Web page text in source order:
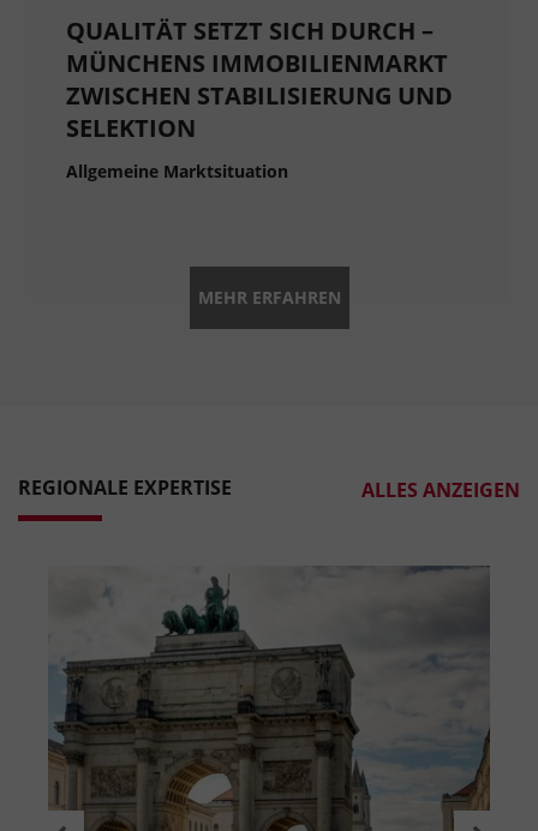
QUALITÄT SETZT SICH DURCH –
MÜNCHENS IMMOBILIENMARKT
ZWISCHEN STABILISIERUNG UND
SELEKTION
Allgemeine Marktsituation
MEHR ERFAHREN
REGIONALE EXPERTISE ALLES ANZEIGEN